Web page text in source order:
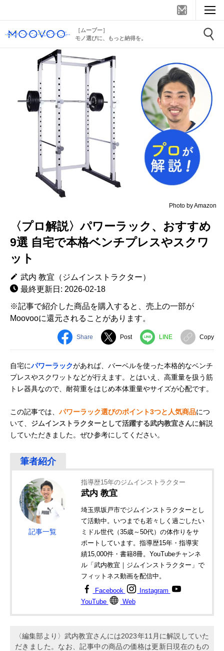
［ムーブー］
モノ選びに、もっと納得を。
Photo by Amazon
〈プロ解説〉パワーラック、おすすめ
9選 自宅で本格ベンチプレスやスクワ
ット
武内 教宜（ジムインストラクター）
最終更新日: 2026-02-18
※記事で紹介した商品を購入すると、売上の一部が
Moovooに還元されることがあります。
Share Post LINE Copy
自宅にパワーラックがあれば、バーベルを使った本格的なベンチ
プレスやスクワットなどが行えます。とはいえ、高重量を扱う筋
トレ器具なので、耐荷重をはじめ本体重量やサイズが心配です。
この記事では、 パワーラック選びのポイント3つと人気商品につ
いて、 ジムインストラクターとして活躍する武内教宜さんに解説
していただきました。ぜひ参考にしてください。
記事一覧
指導歴15年のジムインストラクター
武内 教宜
埼玉県坂戸市でジムインストラクターとし
て活動中。いつまでも若々しく過ごしたい
ミドル世代（35歳～50代）の体作りをサ
ポートしています。指導歴15年・指導実
績15,000件・書籍8冊。YouTubeチャンネ
ル「武内教宜｜ジムインストラクター」で
フィットネス動画を配信中。
Facebook
Instagram
YouTube
Web
〈編集部より〉武内教宜さんには2023年11月に解説していた
だきました。なお、記事中の商品の価格は更新日現在のもの